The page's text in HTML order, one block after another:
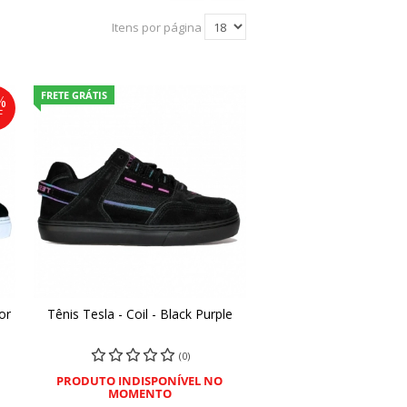
Itens por página
FRETE GRÁTIS
Tênis Tesla - Coil - Black Purple
(0)
PRODUTO INDISPONÍVEL NO
MOMENTO